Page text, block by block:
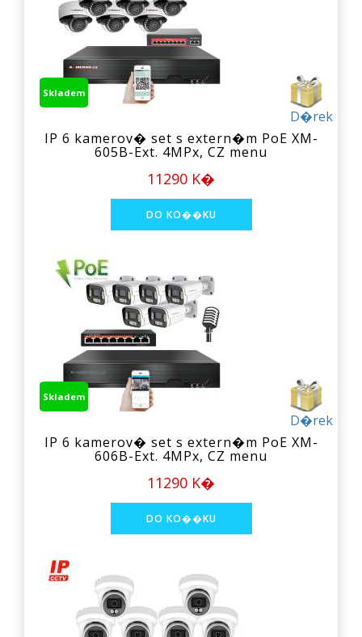
D�rek
Skladem
IP 6 kamerov� set s extern�m PoE XM-
605B-Ext. 4MPx, CZ menu
11290 K�
D�rek
Skladem
IP 6 kamerov� set s extern�m PoE XM-
606B-Ext. 4MPx, CZ menu
11290 K�